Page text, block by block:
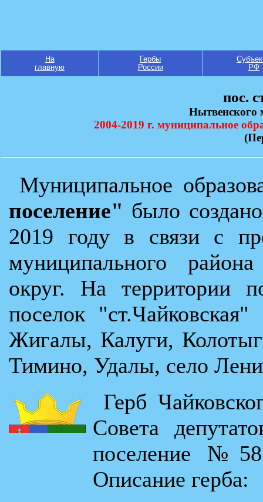
На
главную
Гербы
России
РФ
пос.
Нытвенского
2004-2019 г. муниципальное
Муниципальное
поселение" было
2019 году в связи с
муниципального
округ. На территории
поселок
Жигалы, Калуги,
Тимино, Удалы, село
Герб
Совета
поселение
Описание герба: